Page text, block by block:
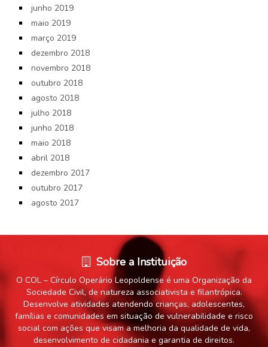
junho 2019
maio 2019
março 2019
dezembro 2018
novembro 2018
outubro 2018
agosto 2018
julho 2018
junho 2018
maio 2018
abril 2018
dezembro 2017
outubro 2017
agosto 2017
Sobre a Instituição
O COL – Círculo Operário Leopoldense é uma Organização da
Sociedade Civil, de natureza associativista e filantrópica.
Desenvolve atividades atendendo crianças, adolescentes,
famílias e comunidades em situação de vulnerabilidade e risco
social com ações que visam a melhoria da qualidade de vida,
desenvolvimento de cidadania e garantia de direitos.